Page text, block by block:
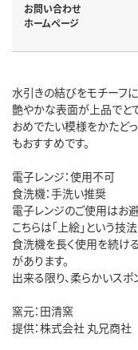
お問い合わせ
ホームページ
水引きの結びをモチーフ
艶やかな表面が上品でと
おめでたい模様をかたど
もおすすめです。
電子レンジ：使用不可
食洗機：手洗い推奨
電子レンジのご使用はお
こちらは「上絵」という技
食洗機を長く使用を続け
があります。
出来る限り、柔らかいスポ
窯元：田清窯
提供：株式会社 丸兄商社